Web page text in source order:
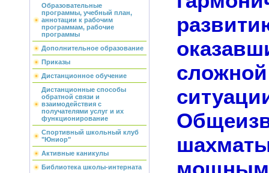
Образовательные
программы, учебный план,
аннотации к рабочим
программам, рабочие
программы
Дополнительное образование
Приказы
Дистанционное обучение
Дистанционные способы
обратной связи и
взаимодействия с
получателями услуг и их
функционирование
Спортивный школьный клуб
"Юниор"
Активные каникулы
Библиотека школы-интерната
мощным